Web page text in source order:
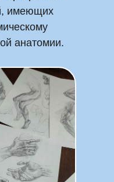
имеющих
анатомии.